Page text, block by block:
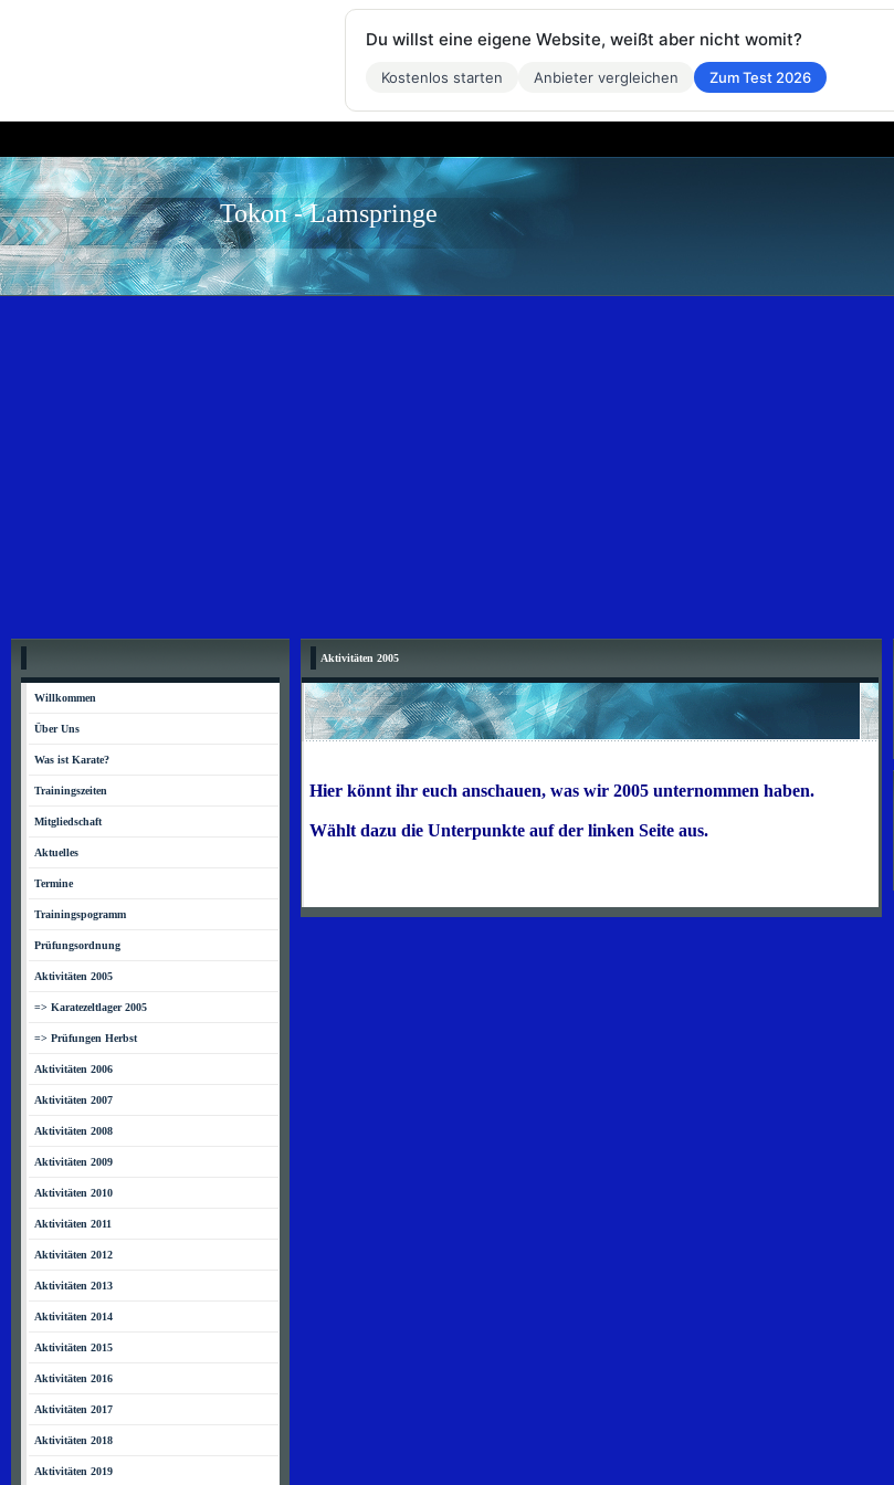
Tokon - Lamspringe
Willkommen
Über Uns
Was ist Karate?
Trainingszeiten
Mitgliedschaft
Aktuelles
Termine
Trainingspogramm
Prüfungsordnung
Aktivitäten 2005
=> Karatezeltlager 2005
=> Prüfungen Herbst
Aktivitäten 2006
Aktivitäten 2007
Aktivitäten 2008
Aktivitäten 2009
Aktivitäten 2010
Aktivitäten 2011
Aktivitäten 2012
Aktivitäten 2013
Aktivitäten 2014
Aktivitäten 2015
Aktivitäten 2016
Aktivitäten 2017
Aktivitäten 2018
Aktivitäten 2019
Aktivitäten 2005
Hier könnt ihr euch anschauen, was wir 2005 unternommen haben.
Wählt dazu die Unterpunkte auf der linken Seite aus.
Du willst eine eigene Website, weißt aber nicht womit?
Kostenlos starten Anbieter vergleichen Zum Test 2026